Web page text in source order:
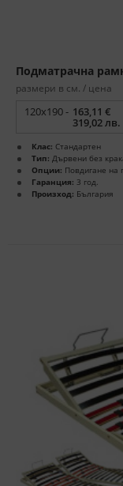
Подматрачна
размери в см. / цена
120x190 - 163,11 €
319,02 лв.
Клас: Стандартен
Тип: Дървени без
Опции: Повдигане на
Гаранция: 3 год.
Произход: България